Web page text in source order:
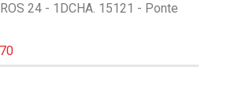
24 - 1DCHA. 15121 - Ponte